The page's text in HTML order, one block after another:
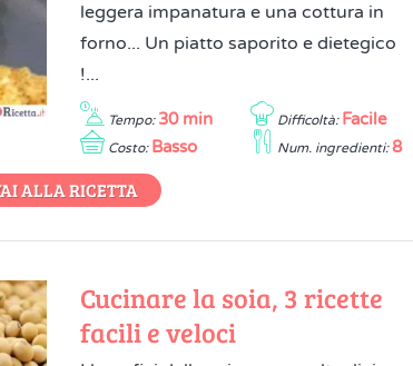
leggera impanatura e una cottura in
forno... Un piatto saporito e dietegico
!...
Tempo: 30 min Difficoltà: Facile
Costo: Basso Num. ingredienti: 8
ALLA RICETTA
Cucinare la soia, 3 ricette
facili e veloci